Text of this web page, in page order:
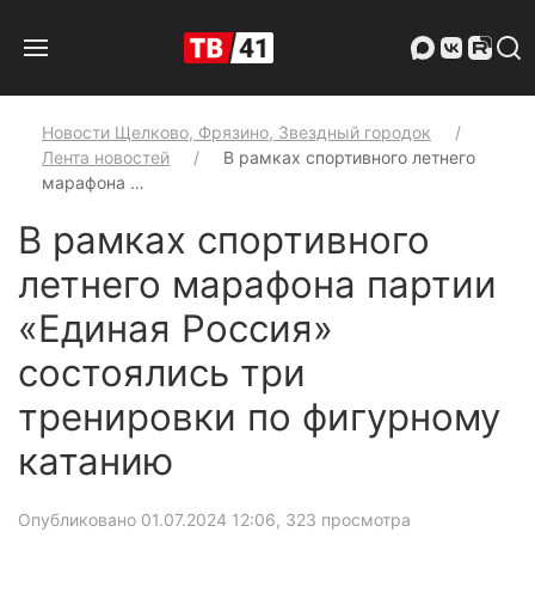
Новости Щелково, Фрязино, Звездный городок
Лента новостей
В рамках спортивного летнего
марафона …
В рамках спортивного
летнего марафона партии
«Единая Россия»
состоялись три
тренировки по фигурному
катанию
Опубликовано 01.07.2024 12:06, 323 просмотра